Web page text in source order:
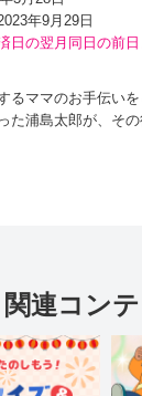
年9月29日
日の翌月同日の前
るママのお手伝い
た浦島太郎が、そ
ラえもんは、絵本
連コン